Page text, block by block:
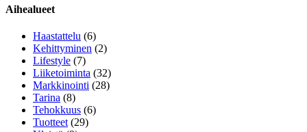
Aihealueet
Haastattelu (6)
Kehittyminen (2)
Lifestyle (7)
Liiketoiminta (32)
Markkinointi (28)
Tarina (8)
Tehokkuus (6)
Tuotteet(29)